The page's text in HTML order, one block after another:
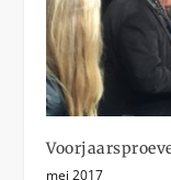
mei 2017